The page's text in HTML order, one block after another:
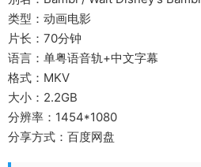
类型：动画电影
片长：70分钟
语言：单粤语音轨+中文字幕
格式：MKV
大小：2.2GB
分辨率：1454*1080
分享方式：百度网盘